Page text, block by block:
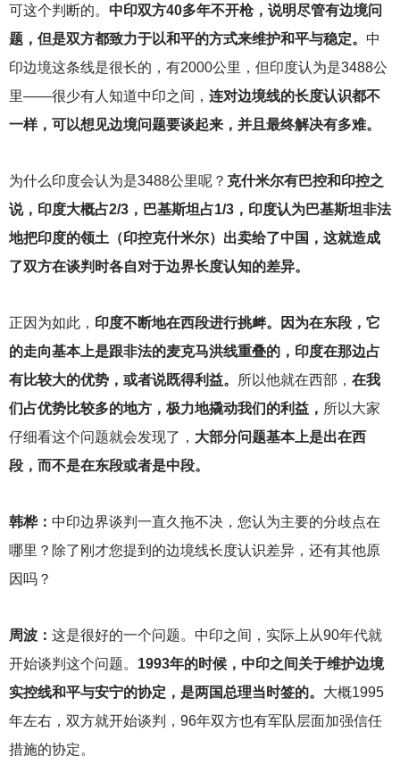
可这个判断的。 中印双方40多年不开枪，说明尽管有边境问
题，但是双方都致力于以和平的方式来维护和平与稳定。 中
印边境这条线是很长的，有2000公里，但印度认为是3488公
里——很少有人知道中印之间， 连对边境线的长度认识都不
一样，可以想见边境问题要谈起来，并且最终解决有多难。
为什么印度会认为是3488公里呢？ 克什米尔有巴控和印控之
说，印度大概占2/3，巴基斯坦占1/3，印度认为巴基斯坦非法
地把印度的领土（印控克什米尔）出卖给了中国，这就造成
了双方在谈判时各自对于边界长度认知的差异。
正因为如此， 印度不断地在西段进行挑衅。因为在东段，它
的走向基本上是跟非法的麦克马洪线重叠的，印度在那边占
有比较大的优势，或者说既得利益。
所以他就在西部， 在我
们占优势比较多的地方，极力地撬动我们的利益， 所以大家
仔细看这个问题就会发现了， 大部分问题基本上是出在西
段，而不是在东段或者是中段。
韩桦： 中印边界谈判一直久拖不决，您认为主要的分歧点在
哪里？除了刚才您提到的边境线长度认识差异，还有其他原
因吗？
周波： 这是很好的一个问题。中印之间，实际上从90年代就
开始谈判这个问题。 1993年的时候，中印之间关于维护边境
实控线和平与安宁的协定，是两国总理当时签的。 大概1995
年左右，双方就开始谈判，96年双方也有军队层面加强信任
措施的协定。